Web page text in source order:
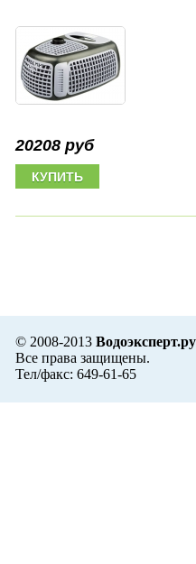
20208 руб
© 2008-2013 Водоэксперт.ру
Все права защищены.
Тел/факс: 649-61-65